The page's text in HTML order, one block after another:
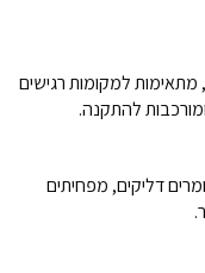
למקומות רגישים
להתקנה.
דליקים, מפחיתים